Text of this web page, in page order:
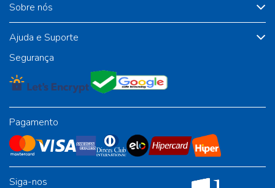
Sobre nós
Ajuda e Suporte
Segurança
Pagamento
Siga-nos